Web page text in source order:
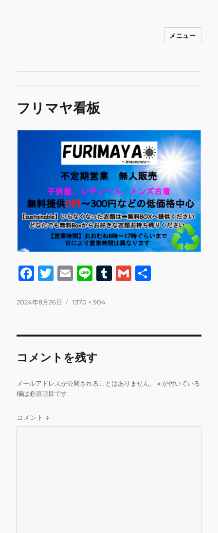
INNOCENCE ～日常に彩りを～ フ
物 etc販売 江戸川区瑞江
メニュー
フリマヤ看板
F
c
b
o
o
k
T
it
r
E
ai
Li
e
T
r
G
投
2024年8月26日
フ
1370 × 904
コメントを残す
メールアドレスが公開されることはありません。 ※ が付いている
欄は必須項目です
コメント※